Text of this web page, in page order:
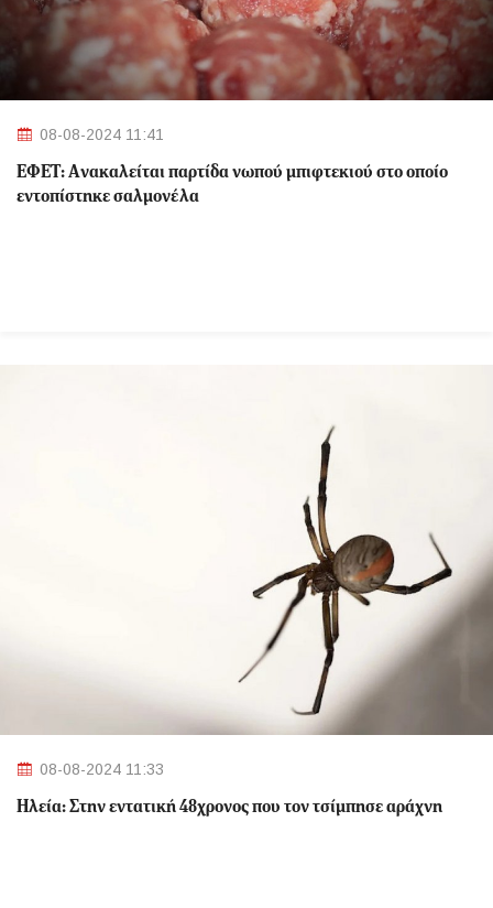
08-08-2024 11:41
ΕΦΕΤ: Aνακαλείται παρτίδα νωπού μπιφτεκιού στο οποίο
εντοπίστηκε σαλμονέλα
08-08-2024 11:33
Ηλεία: Στην εντατική 48χρονος που τον τσίμπησε αράχνη